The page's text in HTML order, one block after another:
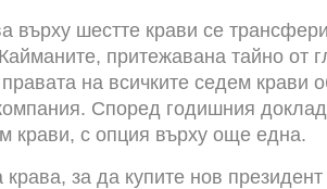
върху шестте крави се
притежавана тайно от
на всичките седем крави
Според годишния
крави, с опция върху още една.
крава, за да купите нов